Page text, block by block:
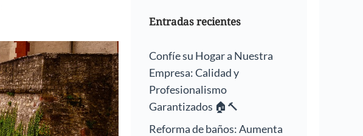
Entradas recientes
Confíe su Hogar a Nuestra
Empresa: Calidad y
Profesionalismo
Garantizados 🏠🔨
Reforma de baños: Aumenta